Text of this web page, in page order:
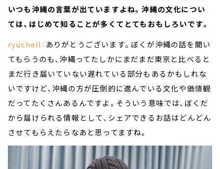
いつも沖縄の言葉が出ていますよね。沖縄の文化につい
ては、はじめて知ることが多くてとてもおもしろいです。
ryuchell： ありがとうございます。ぼくが沖縄の話を聞い
てもらうのも、沖縄ってたしかにまだまだ東京と比べると
まだ行き届いていない遅れている部分もあるかもしれな
いですけど、沖縄の方が圧倒的に進んでいる文化や価値観
だってたくさんあるんですよ。そういう意味では、ぼくだ
から届けられる情報として、シェアできるお話はどんどん
させてもらえたらなあと思ってますね。